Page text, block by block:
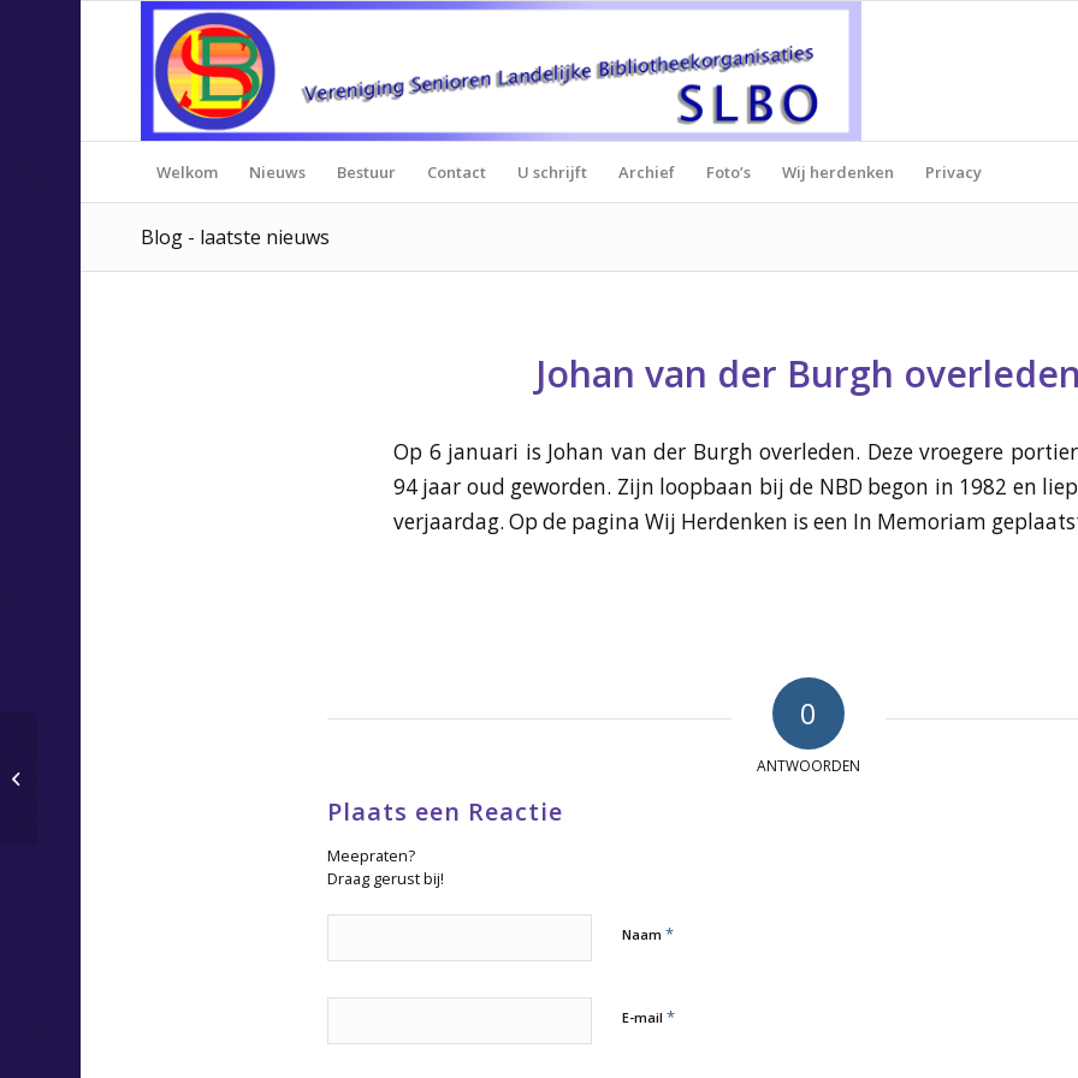
Welkom Nieuws Bestuur Contact U schrijft Archief Foto’s Wij herdenken Privacy
Blog - laatste nieuws
Johan van der Burgh overleden
Op 6 januari is Johan van der Burgh overleden. Deze vroegere
94 jaar oud geworden. Zijn loopbaan bij de NBD begon in 1982 en
verjaardag. Op de pagina Wij Herdenken is een In Memoriam
0
ANTWOORDEN
Plaats een Reactie
Meepraten?
Draag gerust bij!
Naam *
E-mail *